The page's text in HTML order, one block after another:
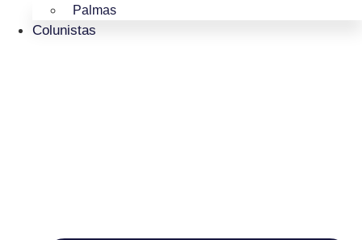
Palmas
Colunistas